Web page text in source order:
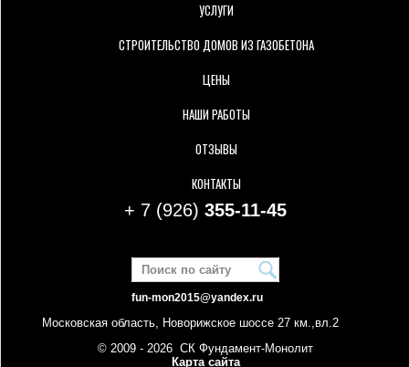
УСЛУГИ
СТРОИТЕЛЬСТВО ДОМОВ ИЗ ГАЗОБЕТОНА
ЦЕНЫ
НАШИ РАБОТЫ
ОТЗЫВЫ
КОНТАКТЫ
+ 7 (926) 355-11-45
fun-mon2015@yandex.ru
Московская область, Новорижское шоссе 27 км.,вл.2
© 2009 - 2026 СК Фундамент-Монолит
Карта сайта